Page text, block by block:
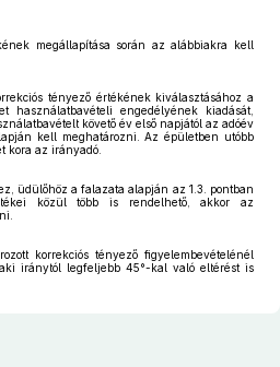
megállapítása során az alábbiakra kell
tényező értékének kiválasztásához a
használatbavételi engedélyének kiadását,
követő év első napjától az adóév
kell meghatározni. Az épületben utóbb
kora az irányadó.
üdülőhöz a falazata alapján az 1.3. pontban
közül több is rendelhető, akkor az
korrekciós tényező figyelembevételénél
iránytól legfeljebb 45°-kal való eltérést is